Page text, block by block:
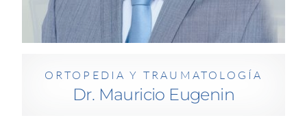
Dr. Mauricio Eugenin
ORTOPEDIA Y TRAUMATOLOGÍA
+506 4040-0188
meugenin@orthopedik.net